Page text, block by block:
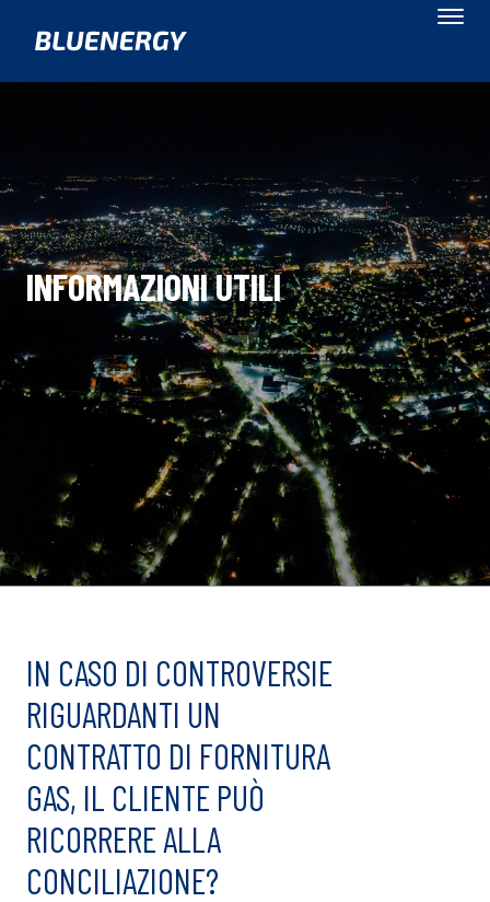
INFORMAZIONI UTILI
IN CASO DI CONTROVERSIE
RIGUARDANTI UN
CONTRATTO DI FORNITURA
GAS, IL CLIENTE PUÒ
RICORRERE ALLA
CONCILIAZIONE?